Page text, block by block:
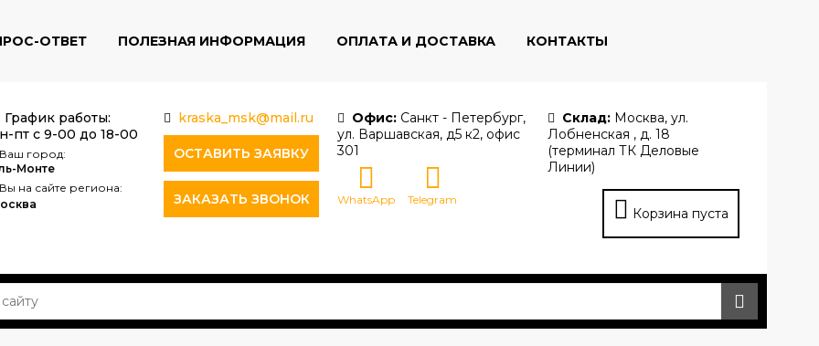
ОТВЕТ ПОЛЕЗНАЯ ИНФОРМАЦИЯ ОПЛАТА И ДОСТАВКА КОНТАКТЫ
Склад: Москва, ул.
Лобненская , д. 18
(терминал ТК Деловые
Линии)
Корзина пуста
Офис: Санкт - Петербург,
ул. Варшавская, д5 к2, офис
301
WhatsApp Telegram
kraska_msk@mail.ru
ОСТАВИТЬ ЗАЯВКУ
ЗАКАЗАТЬ ЗВОНОК
График работы:
пт с 9-00 до 18-00
Ваш город:
Монте
Вы на сайте региона: